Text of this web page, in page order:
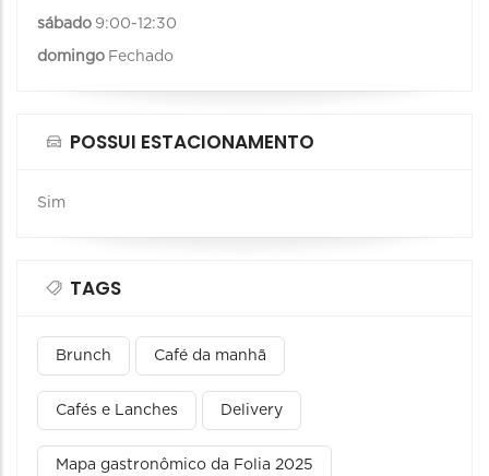
sábado 9:00-12:30
domingo Fechado
POSSUI ESTACIONAMENTO
Sim
TAGS
Brunch Café da manhã
Cafés e Lanches Delivery
Mapa gastronômico da Folia 2025